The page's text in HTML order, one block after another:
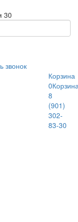
30
звонок
Корзина
0
8
(901)
302-
83-30